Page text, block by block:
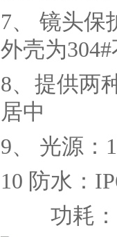
7、 镜头保
外壳为
8、 提供两
居中
9、 光源：
10 防水：
功耗：